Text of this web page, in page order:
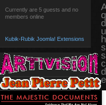
Currently are 5 guests and no
members online
Kubik-Rubik Joomla! Extensions